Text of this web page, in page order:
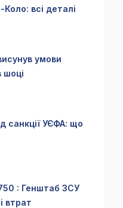
всі деталі
умови
шоці
санкції УЄФА: що
: Генштаб ЗСУ
втрат